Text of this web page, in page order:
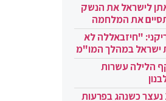
לישראל את הנשק
את המלחמה
"חיזבאללה לא
ישראל במהלך המו"מ
הלילה עשרות
נער בן 15 נעצר כשנהג בפרעות